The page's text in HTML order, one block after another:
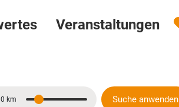
Veranstaltungen
km Suche anwenden